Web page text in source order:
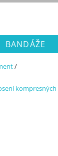
BANDÁŽE
/